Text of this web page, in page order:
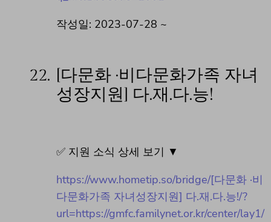
작성일: 2023-07-28 ~
22. [다문화 ·비다문화가족 자녀
성장지원] 다.재.다.능!
✅ 지원 소식 상세 보기 ▼
https://www.hometip.so/bridge/[다문화 ·비
다문화가족 자녀성장지원] 다.재.다.능!/?
url=https://gmfc.familynet.or.kr/center/lay1/